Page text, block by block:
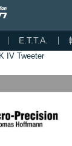
E.T.T.A.
IV Tweeter